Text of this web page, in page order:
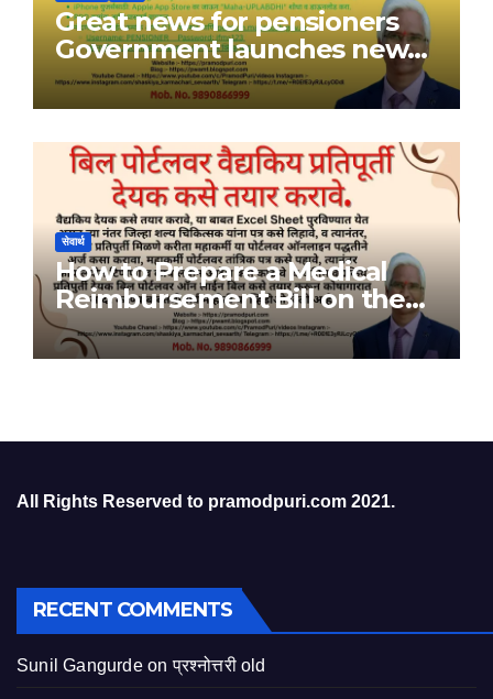
Great news for pensioners
Government launches new
Maha-UPLABDHI mobile app
सेवार्थ
How to Prepare a Medical
Reimbursement Bill on the
Bill Portal
All Rights Reserved to pramodpuri.com 2021.
RECENT COMMENTS
Sunil Gangurdeonप्रश्नोत्तरी old